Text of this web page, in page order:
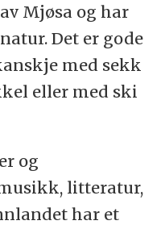
Mjøsa og har
Det er gode
med sekk
eller med ski
og
litteratur,
har et